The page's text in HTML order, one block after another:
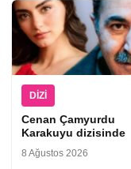
DIZI
Cenan Çamyurdu
Karakuyu dizisinde
8 Ağustos 2026